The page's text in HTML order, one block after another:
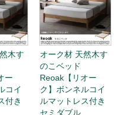
木す
ー
トコ
ス付
オーク材 天然木す
のこベッド
Reoak【リオー
ク】2層ポケットコ
イルマットレス付
き ダブル